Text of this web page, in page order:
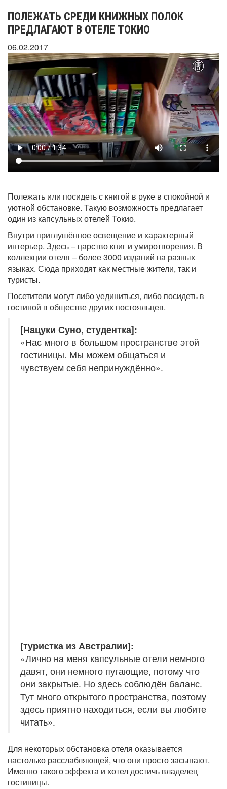
ПОЛЕЖАТЬ СРЕДИ КНИЖНЫХ ПОЛОК
ПРЕДЛАГАЮТ В ОТЕЛЕ ТОКИО
06.02.2017
Полежать или посидеть с книгой в руке в спокойной и
уютной обстановке. Такую возможность предлагает
один из капсульных отелей Токио.
Внутри приглушённое освещение и характерный
интерьер. Здесь – царство книг и умиротворения. В
коллекции отеля – более 3000 изданий на разных
языках. Сюда приходят как местные жители, так и
туристы.
Посетители могут либо уединиться, либо посидеть в
гостиной в обществе других постояльцев.
[Нацуки Суно, студентка]:
«Нас много в большом пространстве этой
гостиницы. Мы можем общаться и
чувствуем себя непринуждённо».
[туристка из Австралии]:
«Лично на меня капсульные отели немного
давят, они немного пугающие, потому что
они закрытые. Но здесь соблюдён баланс.
Тут много открытого пространства, поэтому
здесь приятно находиться, если вы любите
читать».
Для некоторых обстановка отеля оказывается
настолько расслабляющей, что они просто засыпают.
Именно такого эффекта и хотел достичь владелец
гостиницы.